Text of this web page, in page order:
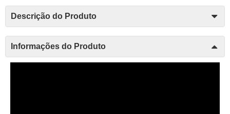
Descrição do Produto
Informações do Produto